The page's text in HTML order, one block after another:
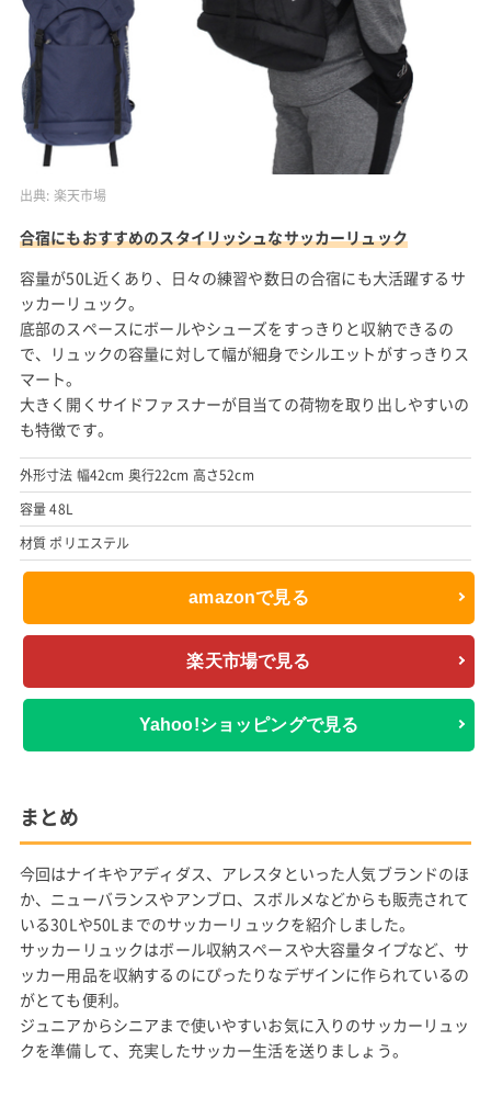
出典: 楽天市場
合宿にもおすすめのスタイリッシュなサッカーリュック
容量が50L近くあり、日々の練習や数日の合宿にも大活躍するサ
ッカーリュック。
底部のスペースにボールやシューズをすっきりと収納できるの
で、リュックの容量に対して幅が細身でシルエットがすっきりス
マート。
大きく開くサイドファスナーが目当ての荷物を取り出しやすいの
も特徴です。
外形寸法 幅42cm 奥行22cm 高さ52cm
容量 48L
材質 ポリエステル
amazonで見る
楽天市場で見る
Yahoo!ショッピングで見る
まとめ
今回はナイキやアディダス、アレスタといった人気ブランドのほ
か、ニューバランスやアンブロ、スボルメなどからも販売されて
いる30Lや50Lまでのサッカーリュックを紹介しました。
サッカーリュックはボール収納スペースや大容量タイプなど、サ
ッカー用品を収納するのにぴったりなデザインに作られているの
がとても便利。
ジュニアからシニアまで使いやすいお気に入りのサッカーリュッ
クを準備して、充実したサッカー生活を送りましょう。